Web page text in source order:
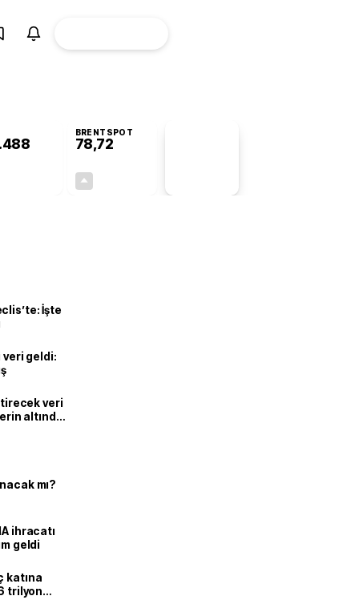
BRENTSPOT
78,72
İşte
veri geldi:
veri
altında
mı?
ihracatı
geldi
katına
trilyon